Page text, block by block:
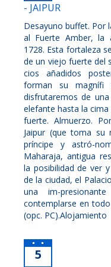
- JAIPUR
Desayuno buffet. Por
al Fuerte Amber, la
1728. Esta fortaleza
de un viejo fuerte del
cios añadidos
forman su magnífi
disfrutaremos de
elefante hasta la
fuerte. Almuerzo.
Jaipur (que toma su
príncipe y astró-
Maharaja, antigua
la posibilidad de ver
de la ciudad, el
una im-
contemplarse en
(opc. PC).Alojamiento
5